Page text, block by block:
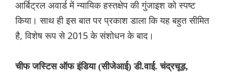
आर्बिट्रल अवार्ड में न्यायिक हस्तक्षेप की गुंजाइश को स्पष्ट
किया। साथ ही इस बात पर प्रकाश डाला कि यह बहुत सीमित
है, विशेष रूप से 2015 के संशोधन के बाद।
चीफ जस्टिस ऑफ इंडिया (सीजेआई) डी.वाई. चंद्रचूड़,